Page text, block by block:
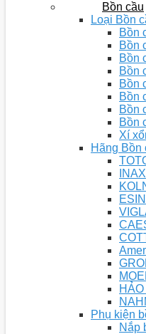
Bồn cầu
Loại Bồn
Bồn
Bồn
Bồn
Bồn
Bồn
Bồn
Bồn
Bồn
Xí
Hãng Bồn
INAX
Phụ kiện
Nắp